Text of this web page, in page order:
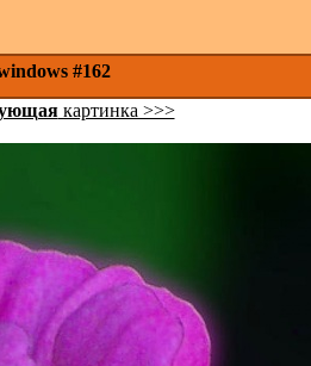
#162
картинка >>>